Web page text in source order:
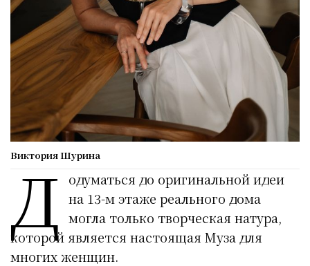
Виктория Шурина
Д
одуматься до оригинальной идеи
на 13-м этаже реального дома
могла только творческая натура,
которой является настоящая Муза для
многих женщин.